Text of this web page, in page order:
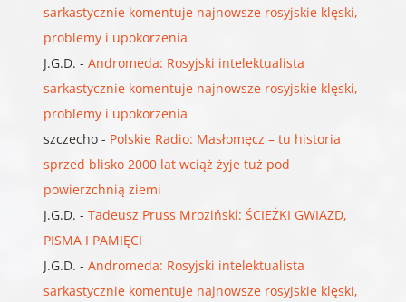
sarkastycznie komentuje najnowsze rosyjskie klęski,
problemy i upokorzenia
J.G.D. - Andromeda: Rosyjski intelektualista
sarkastycznie komentuje najnowsze rosyjskie klęski,
problemy i upokorzenia
szczecho- Polskie Radio: Masłomęcz – tu historia
sprzed blisko 2000 lat wciąż żyje tuż pod
powierzchnią ziemi
J.G.D. - Tadeusz Pruss Mroziński: ŚCIEŻKI GWIAZD,
PISMA I PAMIĘCI
J.G.D. - Andromeda: Rosyjski intelektualista
sarkastycznie komentuje najnowsze rosyjskie klęski,